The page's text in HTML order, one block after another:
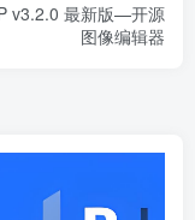
v3.2.0 最新版—开源
图像编辑器